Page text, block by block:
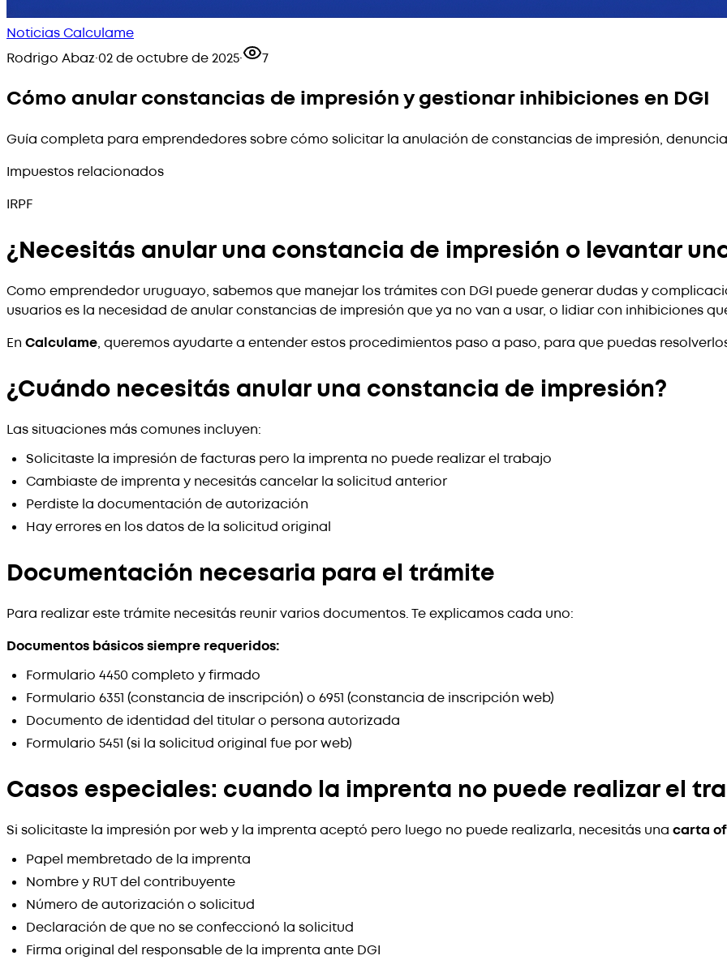
Noticias Calculame
Rodrigo Abaz·02 de octubre de 2025· 7
Cómo anular constancias de impresión y gestionar inhibiciones en DGI
Guía completa para emprendedores sobre cómo solicitar la anulación de constancias de impresión,
Impuestos relacionados
IRPF
¿Necesitás anular una constancia de impresión o levantar
Como emprendedor uruguayo, sabemos que manejar los trámites con DGI puede generar dudas y
usuarios es la necesidad de anular constancias de impresión que ya no van a usar, o lidiar con inhibiciones
En Calculame, queremos ayudarte a entender estos procedimientos paso a paso, para que puedas
¿Cuándo necesitás anular una constancia de impresión?
Las situaciones más comunes incluyen:
Solicitaste la impresión de facturas pero la imprenta no puede realizar el trabajo
Cambiaste de imprenta y necesitás cancelar la solicitud anterior
Perdiste la documentación de autorización
Hay errores en los datos de la solicitud original
Documentación necesaria para el trámite
Para realizar este trámite necesitás reunir varios documentos. Te explicamos cada uno:
Documentos básicos siempre requeridos:
Formulario 4450 completo y firmado
Formulario 6351 (constancia de inscripción) o 6951 (constancia de inscripción web)
Documento de identidad del titular o persona autorizada
Formulario 5451 (si la solicitud original fue por web)
Casos especiales: cuando la imprenta no puede realizar el
Si solicitaste la impresión por web y la imprenta aceptó pero luego no puede realizarla, necesitás una carta
Papel membretado de la imprenta
Nombre y RUT del contribuyente
Número de autorización o solicitud
Declaración de que no se confeccionó la solicitud
Firma original del responsable de la imprenta ante DGI